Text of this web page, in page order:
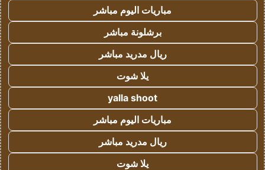
مباريات اليوم مباشر
برشلونة مباشر
ريال مدريد مباشر
يلا شوت
yalla shoot
مباريات اليوم مباشر
ريال مدريد مباشر
يلا شوت